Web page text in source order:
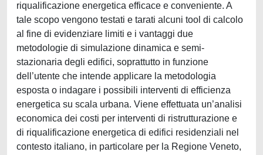
riqualificazione energetica efficace e conveniente. A
tale scopo vengono testati e tarati alcuni tool di calcolo
al fine di evidenziare limiti e i vantaggi due
metodologie di simulazione dinamica e semi-
stazionaria degli edifici, soprattutto in funzione
dell’utente che intende applicare la metodologia
esposta o indagare i possibili interventi di efficienza
energetica su scala urbana. Viene effettuata un’analisi
economica dei costi per interventi di ristrutturazione e
di riqualificazione energetica di edifici residenziali nel
contesto italiano, in particolare per la Regione Veneto,